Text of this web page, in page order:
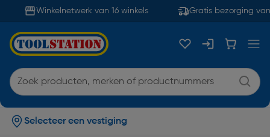
Winkelnetwerk van 16 winkels Gratis bezorging
Selecteer een vestiging